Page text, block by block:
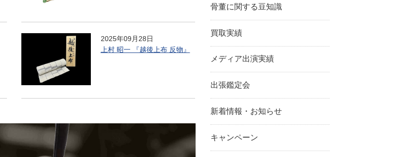
2025年09月28日
上村 昭一 『越後上布 反物』
骨董に関する豆知識
買取実績
メディア出演実績
出張鑑定会
新着情報・お知らせ
キャンペーン